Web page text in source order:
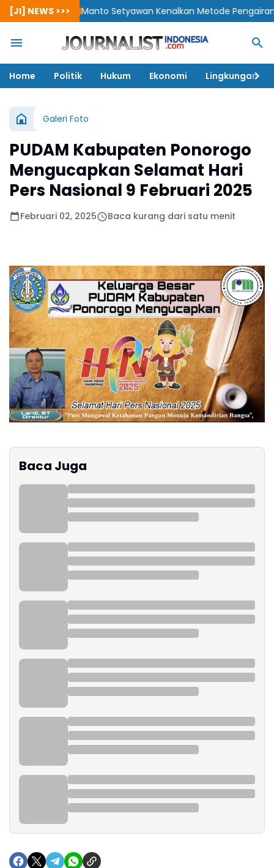
[JI] NEWS >>>Manto Setyawan Kenalkan Metode Pengairan Baru:
Home Politik Hukum Ekonomi Lingkungan
Galeri Foto
PUDAM Kabupaten Ponorogo
Mengucapkan Selamat Hari
Pers Nasional 9 Februari 2025
Februari 02, 2025 Baca kurang dari satu menit
Baca Juga